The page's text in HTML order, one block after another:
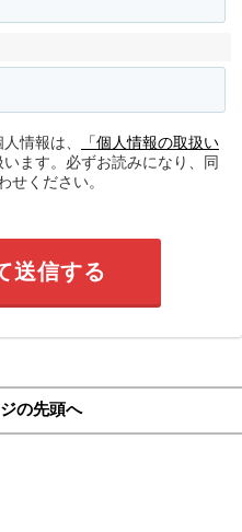
情報は、
「個人情報の取扱い
ます。必ずお読みになり、同
せください。
送信する
の先頭へ